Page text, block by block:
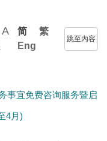
A 简
繁
Eng
跳至內容
事宜免费咨询服务暨启
4月)